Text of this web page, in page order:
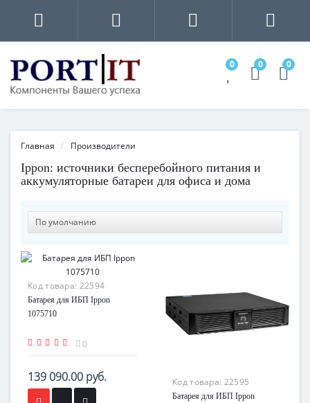
0 0 0
Главная Производители
Ippon: источники бесперебойного питания и
аккумуляторные батареи для офиса и дома
Код товара: 22594
Батарея для ИБП Ippon
1075710
0
139 090.00 руб. Код товара: 22595
Батарея для ИБП Ippon